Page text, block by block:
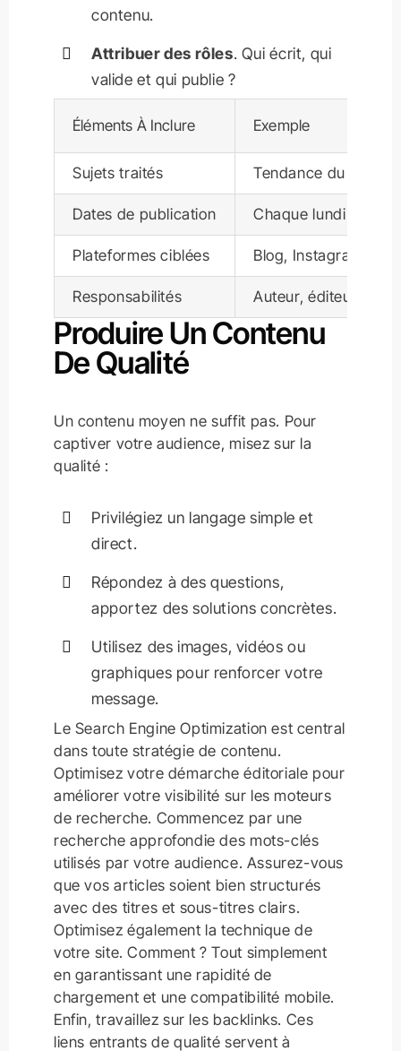
contenu.
Attribuer des rôles. Qui écrit, qui
valide et qui publie ?
Éléments À Inclure Exemple
Sujets traités Tendance du
Dates de publication Chaque lundi et
Plateformes ciblées Blog, Instagram,
Responsabilités Auteur, éditeur,
Produire Un Contenu
De Qualité
Un contenu moyen ne suffit pas. Pour
captiver votre audience, misez sur la
qualité :
Privilégiez un langage simple et
direct.
Répondez à des questions,
apportez des solutions concrètes.
Utilisez des images, vidéos ou
graphiques pour renforcer votre
message.
Le Search Engine Optimization est central
dans toute stratégie de contenu.
Optimisez votre démarche éditoriale pour
améliorer votre visibilité sur les moteurs
de recherche. Commencez par une
recherche approfondie des mots-clés
utilisés par votre audience. Assurez-vous
que vos articles soient bien structurés
avec des titres et sous-titres clairs.
Optimisez également la technique de
votre site. Comment ? Tout simplement
en garantissant une rapidité de
chargement et une compatibilité mobile.
Enfin, travaillez sur les backlinks. Ces
liens entrants de qualité servent à